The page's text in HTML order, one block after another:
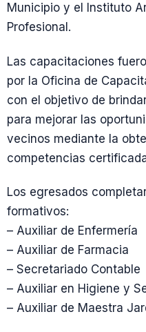
Municipio y el Instituto
Profesional.
Las capacitaciones
por la Oficina de
con el objetivo de
para mejorar las
vecinos mediante la
competencias
Los egresados
formativos:
– Auxiliar de Enfermería
– Auxiliar de Farmacia
– Secretariado Contable
– Auxiliar en Higiene y
– Auxiliar de Maestra